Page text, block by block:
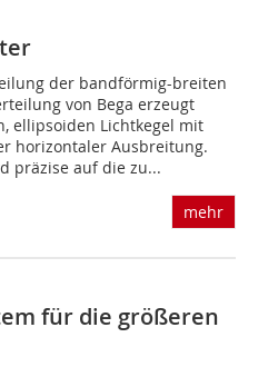
der bandförmig-breiten
von Bega erzeugt
ellipsoiden Lichtkegel mit
horizontaler Ausbreitung.
präzise auf die zu...
mehr
für die größeren